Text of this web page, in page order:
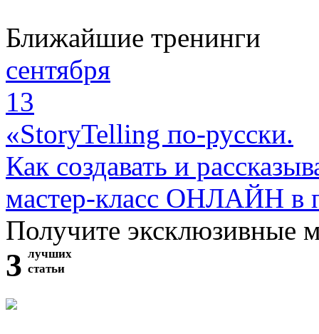
Ближайшие тренинги
сентября
13
«StoryTelling по-русски.
Как создавать и
мастер-класс ОНЛАЙН в
Получите эксклюзивные
3 лучших
статьи